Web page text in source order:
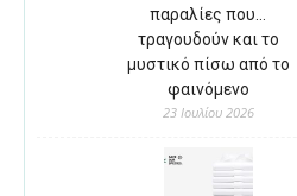
παραλίες που…
τραγουδούν και το
μυστικό πίσω από το
φαινόμενο
23 Ιουλίου 2026